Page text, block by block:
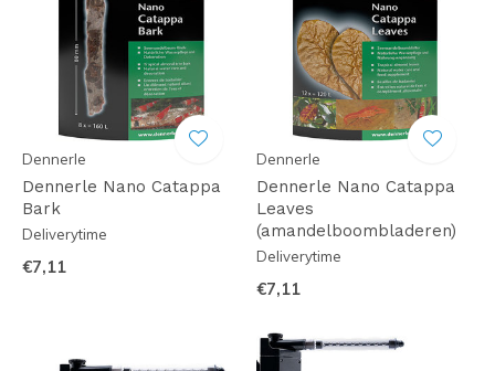
Dennerle
Dennerle Nano Catappa
Bark
Deliverytime
€7,11
Dennerle
Dennerle Nano Catappa
Leaves
(amandelboombladeren)
Deliverytime
€7,11